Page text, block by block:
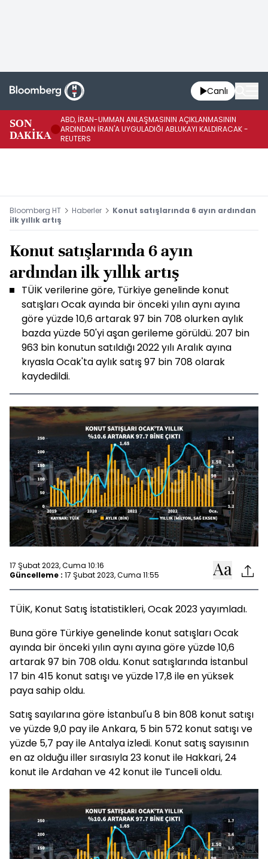
Canlı
SON
DAKİKA
ABD, İRAN-UMMAN ANLAŞMASININ AÇIKLANMASININ
ARDINDAN İRAN'A UYGULADIĞI ABLUKAYI KALDIRACAK -
REUTERS
Bloomberg HT Haberler
Konut satışlarında 6 ayın ardından
ilk yıllık artış
Konut satışlarında 6 ayın
ardından ilk yıllık artış
TÜİK verilerine göre, Türkiye genelinde konut
satışları Ocak ayında bir önceki yılın aynı ayına
göre yüzde 10,6 artarak 97 bin 708 olurken aylık
bazda yüzde 50'yi aşan gerileme görüldü. 207 bin
963 bin konutun satıldığı 2022 yılı Aralık ayına
kıyasla Ocak'ta aylık satış 97 bin 708 olarak
kaydedildi.
17 Şubat 2023, Cuma 10:16
Güncelleme : 17 Şubat 2023, Cuma 11:55
TÜİK, Konut Satış İstatistikleri, Ocak 2023 yayımladı.
Buna göre Türkiye genelinde konut satışları Ocak
ayında bir önceki yılın aynı ayına göre yüzde 10,6
artarak 97 bin 708 oldu. Konut satışlarında İstanbul
17 bin 415 konut satışı ve yüzde 17,8 ile en yüksek
paya sahip oldu.
Satış sayılarına göre İstanbul'u 8 bin 808 konut satışı
ve yüzde 9,0 pay ile Ankara, 5 bin 572 konut satışı ve
yüzde 5,7 pay ile Antalya izledi. Konut satış sayısının
en az olduğu iller sırasıyla 23 konut ile Hakkari, 24
konut ile Ardahan ve 42 konut ile Tunceli oldu.